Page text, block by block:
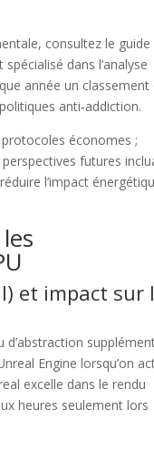
consultez le guide
dans l’analyse
année un classement
anti‑addiction.
économes ;
futures
l’impact
et impact sur
Engine lorsqu’on
excelle dans le rendu
heures seulement lors